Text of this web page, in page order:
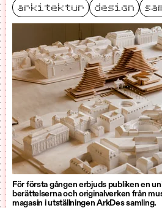
arkitektur design
För första gången erbjuds publiken en
berättelserna och originalverken från
magasin i utställningen ArkDes samling.